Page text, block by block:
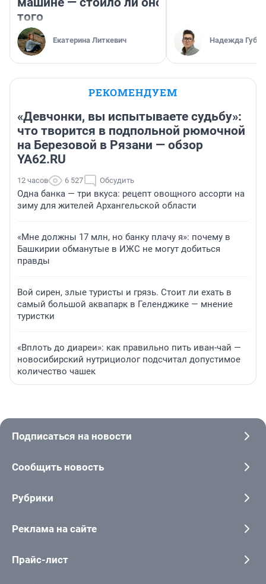
того
Екатерина Литкевич Надежда
РЕКОМЕНДУЕМ
«Девчонки, вы испытываете судьбу»:
что творится в подпольной рюмочной
на Березовой в Рязани — обзор
YA62.RU
12 часов 6 527 Обсудить
Одна банка — три вкуса: рецепт овощного ассорти на
зиму для жителей Архангельской области
«Мне должны 17 млн, но банку плачу я»: почему в
Башкирии обманутые в ИЖС не могут добиться
правды
Вой сирен, злые туристы и грязь. Стоит ли ехать в
самый большой аквапарк в Геленджике — мнение
туристки
«Вплоть до диареи»: как правильно пить иван-чай —
новосибирский нутрициолог подсчитал допустимое
количество чашек
Подписаться на новости
Сообщить новость
Рубрики
Реклама на сайте
Прайс-лист